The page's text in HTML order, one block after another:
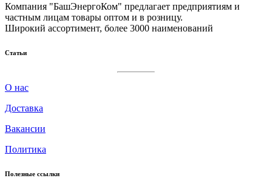
Компания "БашЭнергоКом" предлагает предприятиям и
частным лицам товары оптом и в розницу.
Широкий ассортимент, более 3000 наименований
Статьи
О нас
Доставка
Вакансии
Политика
Полезные ссылки